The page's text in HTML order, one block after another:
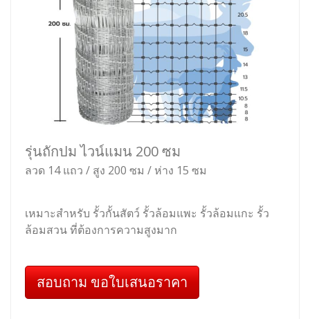
รุ่นถักปม ไวน์แมน 200 ซม
ลวด 14 แถว / สูง 200 ซม / ห่าง 15 ซม
เหมาะสำหรับ รั้วกั้นสัตว์ รั้วล้อมแพะ รั้วล้อมแกะ รั้ว
ล้อมสวน ที่ต้องการความสูงมาก
สอบถาม ขอใบเสนอราคา